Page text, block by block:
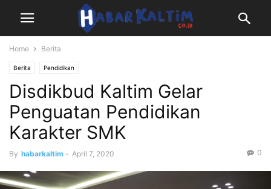
Home Berita
Berita Pendidikan
Disdikbud Kaltim Gelar
Penguatan Pendidikan
Karakter SMK
By habarkaltim - April 7, 2020 0